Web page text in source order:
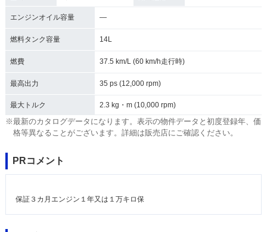
エンジンオイル容量 ―
燃料タンク容量 14L
燃費 37.5 km/L (60 km/h走行時)
最高出力 35 ps (12,000 rpm)
最大トルク 2.3 kg・m (10,000 rpm)
※最新のカタログデータになります。表示の物件データと初度登録年、価
格等異なることがございます。詳細は販売店にご確認ください。
PRコメント
保証３カ月エンジン１年又は１万キロ保